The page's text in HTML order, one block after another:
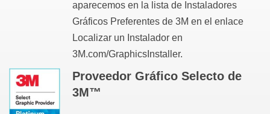
aparecemos en la lista de Instaladores
Gráficos Preferentes de 3M en el enlace
Localizar un Instalador en
3M.com/GraphicsInstaller.
Proveedor Gráfico Selecto de
3M™